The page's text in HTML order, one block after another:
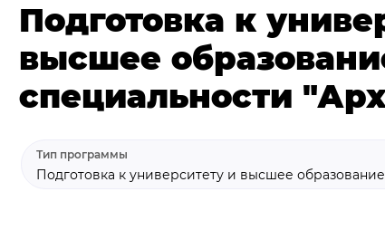
Подготовка к
высшее
специальности
Тип программы
Подготовка к университету и высшее образование